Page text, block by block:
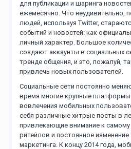
для публикации и шаринга
ежемесячно. Что неудивительно,
людей, используя Twitter,
событий и новостей: как
личный характер. Большое
создают аккаунты в социальных
тренде общения, и это, пожалуй,
привлечь новых пользователей.
Социальные сети постоянно
время многие крупные
вовлечения мобильных
себя различные хитрые посты в
привлекающие внимание к
ритейлов и постоянное
маркетинга. К концу 2014 года,